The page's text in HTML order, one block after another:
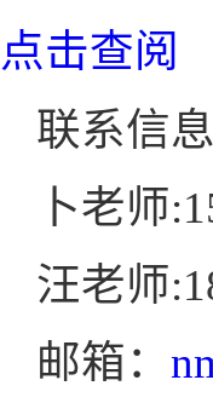
点击查阅
联系信息
卜老师
汪老师
邮箱：